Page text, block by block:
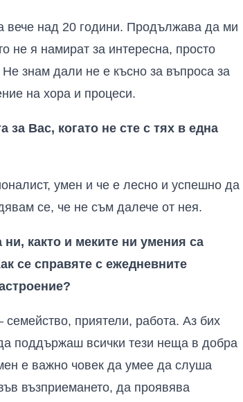
вече над 20 години. Продължава да ми
не я намират за интересна, просто
знам дали не е късно за въпроса за
на хора и процеси.
за Вас, когато не сте с тях в една
умен и че е лесно и успешно да
се, че не съм далече от нея.
както и меките ни умения са
се справяте с ежедневните
приятели, работа. Аз бих
поддържаш всички тези неща в добра
е важно човек да умее да слуша
възприемането, да проявява